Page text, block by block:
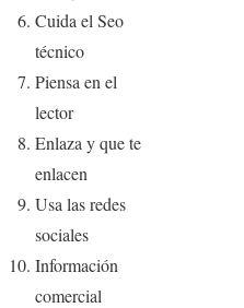
Cuida el Seo
técnico
Piensa en el
lector
Enlaza y que te
enlacen
Usa las redes
sociales
Información
comercial